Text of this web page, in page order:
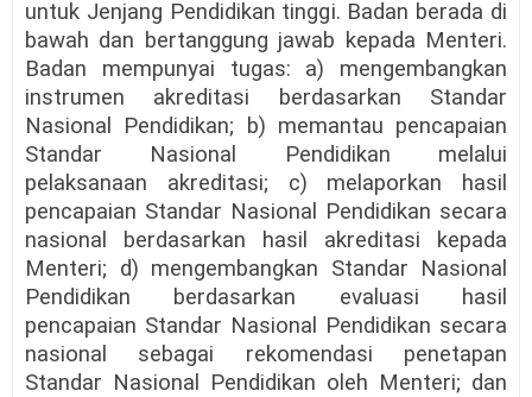
untuk Jenjang Pendidikan tinggi. Badan berada di
bawah dan bertanggung jawab kepada Menteri.
Badan mempunyai tugas: a) mengembangkan
instrumen akreditasi berdasarkan Standar
Nasional Pendidikan; b) memantau pencapaian
Standar Nasional Pendidikan melalui
pelaksanaan akreditasi; c) melaporkan hasil
pencapaian Standar Nasional Pendidikan secara
nasional berdasarkan hasil akreditasi kepada
Menteri; d) mengembangkan Standar Nasional
Pendidikan berdasarkan evaluasi hasil
pencapaian Standar Nasional Pendidikan secara
nasional sebagai rekomendasi penetapan
Standar Nasional Pendidikan oleh Menteri; dan